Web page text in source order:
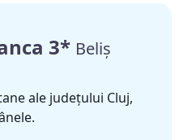
3* Beliș
ale județului Cluj,